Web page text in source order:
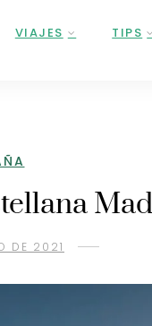
VIAJES TIPS
DE 2021